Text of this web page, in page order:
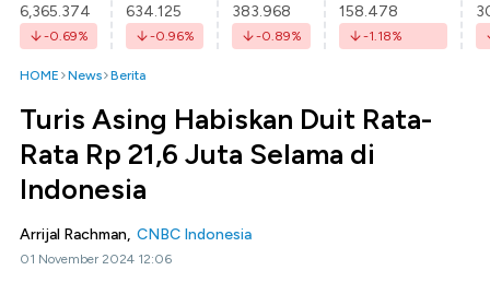
6,365.374
-0.69%
634.125
-0.96%
383.968
-0.89%
158.478
-1.18%
HOME News Berita
Turis Asing Habiskan Duit Rata-
Rata Rp 21,6 Juta Selama di
Indonesia
Arrijal Rachman, CNBC Indonesia
01 November 2024 12:06